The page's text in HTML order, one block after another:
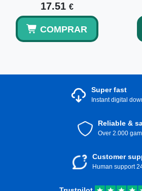
17.51 €
COMPRAR
Super fast
Instant digital
Reliable &
Over 2.000
Customer
Human support